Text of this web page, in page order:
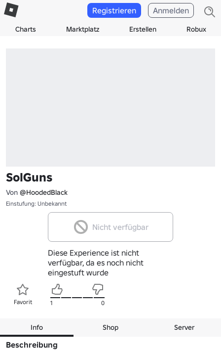
Charts Marktplatz Erstellen Robux
Registrieren Anmelden
SolGuns
Von @HoodedBlack
Einstufung: Unbekannt
Nicht verfügbar
Diese Experience ist nicht
verfügbar, da es noch nicht
eingestuft wurde
Favorit 1 0
Info Shop Server
Beschreibung